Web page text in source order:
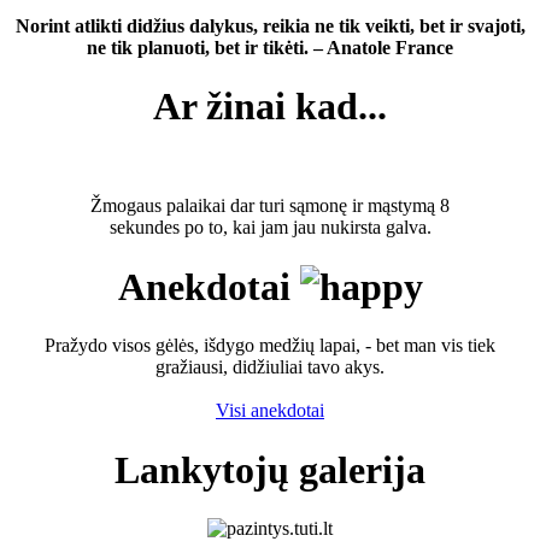
Norint atlikti didžius dalykus, reikia ne tik veikti, bet ir svajoti,
ne tik planuoti, bet ir tikėti. – Anatole France
Ar žinai kad...
Žmogaus palaikai dar turi sąmonę ir mąstymą 8
sekundes po to, kai jam jau nukirsta galva.
Anekdotai
Pražydo visos gėlės, išdygo medžių lapai, - bet man vis tiek
gražiausi, didžiuliai tavo akys.
Visi anekdotai
Lankytojų galerija